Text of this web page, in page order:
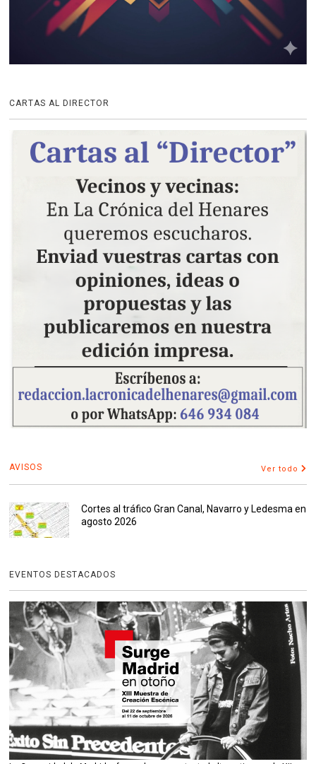
CARTAS AL DIRECTOR
AVISOS Ver todo
Cortes al tráfico Gran Canal, Navarro y Ledesma en
agosto 2026
EVENTOS DESTACADOS